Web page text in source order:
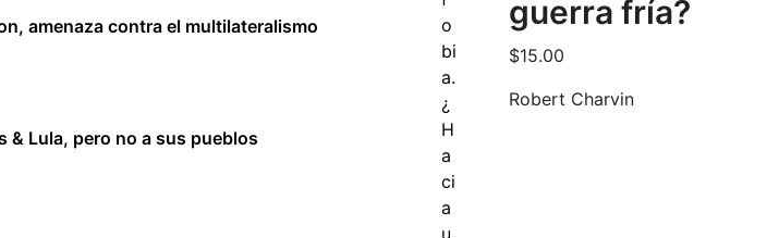
amenaza contra el multilateralismo
& Lula, pero no a sus pueblos
guerra fría?
$15.00
Robert Charvin